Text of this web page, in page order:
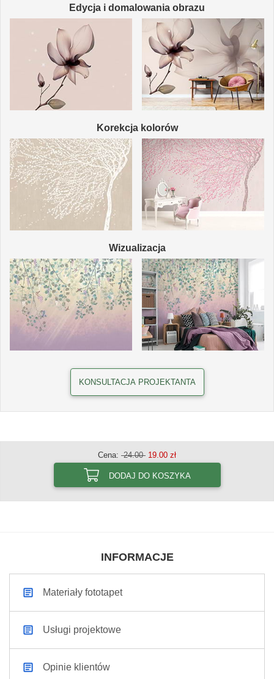
Edycja i domalowania obrazu
Korekcja kolorów
Wizualizacja
KONSULTACJA PROJEKTANTA
Cena: 24.00 19.00 zł
DODAJ DO KOSZYKA
INFORMACJE
Materiały fototapet
Usługi projektowe
Opinie klientów